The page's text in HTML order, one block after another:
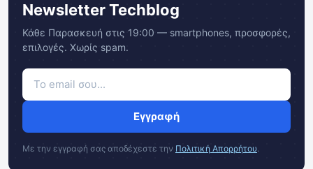
Newsletter Techblog
Κάθε Παρασκευή στις 19:00 — smartphones, προσφορές,
επιλογές. Χωρίς spam.
Εγγραφή
Με την εγγραφή σας αποδέχεστε την Πολιτική Απορρήτου.